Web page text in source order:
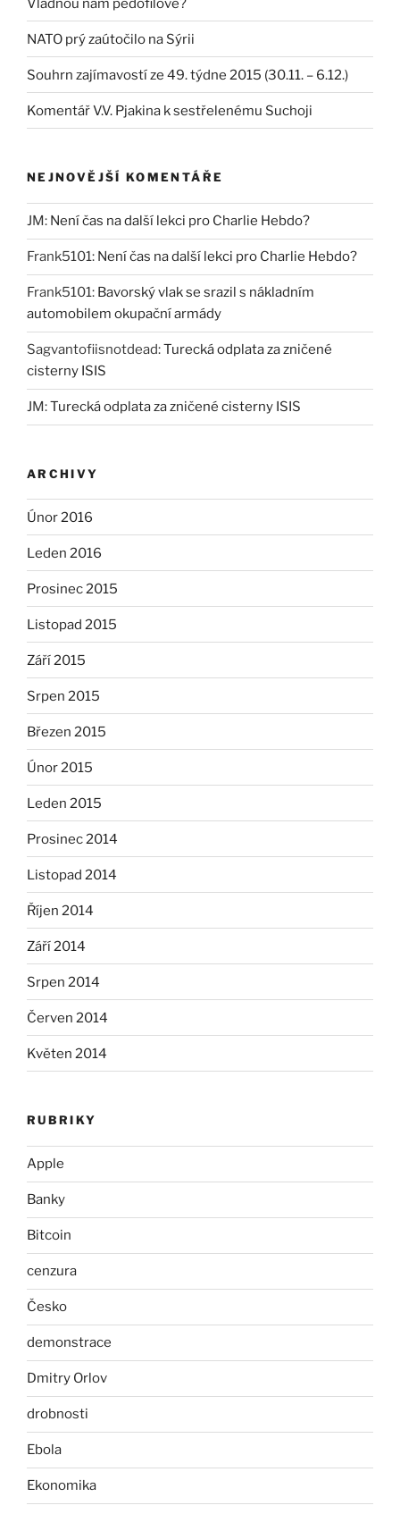
Vládnou nám pedofilové?
NATO prý zaútočilo na Sýrii
Souhrn zajímavostí ze 49. týdne 2015 (30.11. – 6.12.)
Komentář V.V. Pjakina k sestřelenému Suchoji
NEJNOVĚJŠÍ KOMENTÁŘE
JM: Není čas na další lekci pro Charlie Hebdo?
Frank5101: Není čas na další lekci pro Charlie Hebdo?
Frank5101: Bavorský vlak se srazil s nákladním
automobilem okupační armády
Sagvantofiisnotdead:Turecká odplata za zničené
cisterny ISIS
JM:Turecká odplata za zničené cisterny ISIS
ARCHIVY
Únor 2016
Leden 2016
Prosinec 2015
Listopad 2015
Září 2015
Srpen 2015
Březen 2015
Únor 2015
Leden 2015
Prosinec 2014
Listopad 2014
Říjen 2014
Září 2014
Srpen 2014
Červen 2014
Květen 2014
RUBRIKY
Apple
Banky
Bitcoin
cenzura
Česko
demonstrace
Dmitry Orlov
drobnosti
Ebola
Ekonomika